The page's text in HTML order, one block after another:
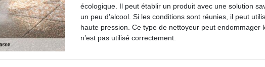
écologique. Il peut établir un produit avec une solution
un peu d’alcool. Si les conditions sont réunies, il peut
haute pression. Ce type de nettoyeur peut endommager
n’est pas utilisé correctement.